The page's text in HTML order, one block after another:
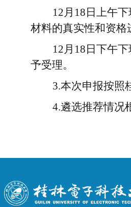
12月 18 日上午
材料的真实性和资格
12月 18 日下午
予受理。
3.本次申报按照
4.遴选推荐情况